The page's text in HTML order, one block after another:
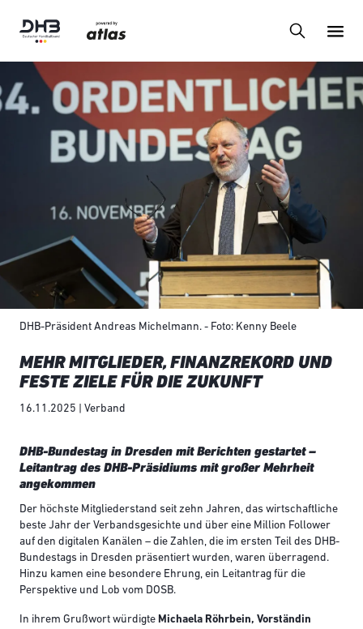
DHB-Präsident Andreas Michelmann. - Foto: Kenny Beele
MEHR MITGLIEDER, FINANZREKORD UND
FESTE ZIELE FÜR DIE ZUKUNFT
16.11.2025 | Verband
DHB-Bundestag in Dresden mit Berichten gestartet –
Leitantrag des DHB-Präsidiums mit großer Mehrheit
angekommen
Der höchste Mitgliederstand seit zehn Jahren, das wirtschaftliche
beste Jahr der Verbandsgesichte und über eine Million Follower
auf den digitalen Kanälen – die Zahlen, die im ersten Teil des DHB-
Bundestags in Dresden präsentiert wurden, waren überragend.
Hinzu kamen eine besondere Ehrung, ein Leitantrag für die
Perspektive und Lob vom DOSB.
In ihrem Grußwort würdigte Michaela Röhrbein, Vorständin